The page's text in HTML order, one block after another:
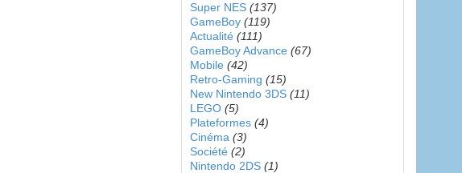
Super NES (137)
GameBoy (119)
Actualité (111)
GameBoy Advance (67)
Mobile (42)
Retro-Gaming (15)
New Nintendo 3DS (11)
LEGO (5)
Plateformes (4)
Cinéma (3)
Société (2)
Nintendo 2DS (1)